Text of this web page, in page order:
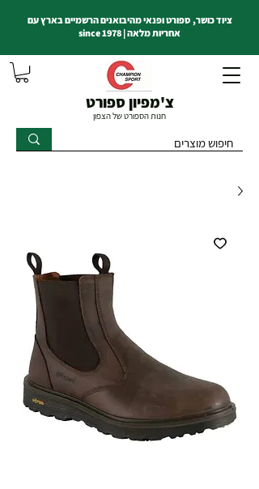
צ'מפיון ספורט
חנות הספורט של הצפון
ציוד כושר, ספורט ופנאי מהיבואנים הרשמיים בארץ עם
אחריות מלאה | since 1978